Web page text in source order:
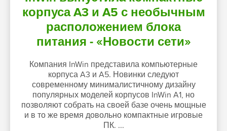
корпуса A3 и A5 с необычным
расположением блока
питания - «Новости сети»
Компания InWin представила компьютерные
корпуса A3 и A5. Новинки следуют
современному минималистичному дизайну
популярных моделей корпусов InWin A1, но
позволяют собрать на своей базе очень мощные
и в то же время довольно компактные игровые
ПК. ...